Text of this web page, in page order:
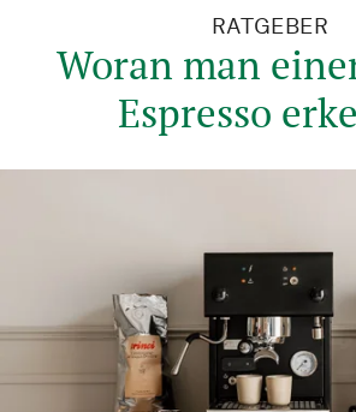
RATGEBER
Woran man
Espresso